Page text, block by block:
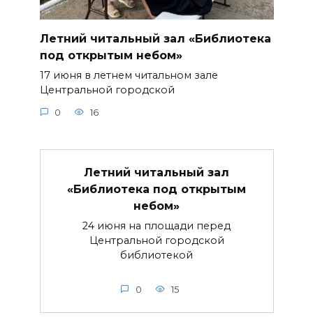
Летний читальный зал «Библиотека
под открытым небом»
17 июня в летнем читальном зале
Центральной городской
0 16
Летний читальный зал
«Библиотека под открытым
небом»
24 июня на площади перед
Центральной городской
библиотекой
0 15